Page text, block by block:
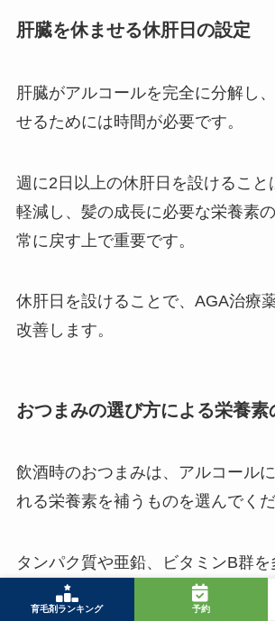
育毛剤ランキング 予約
肝臓を休ませる休肝日の設定
肝臓がアルコールを完全に分解し
せるためには時間が必要です。
週に2日以上の休肝日を設けること
軽減し、髪の成長に必要な栄養素
常に戻す上で重要です。
休肝日を設けることで、AGA治療
改善します。
おつまみの選び方による栄養素
飲酒時のおつまみは、アルコール
れる栄養素を補うものを選んでくだ
タンパク質や亜鉛、ビタミンB群を
例えば豆腐や枝豆、チーズ、レバ